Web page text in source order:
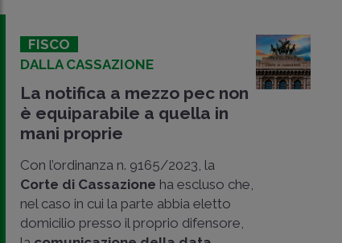
FISCO
DALLA CASSAZIONE
La notifica a mezzo pec non
è equiparabile a quella in
mani proprie
Con l’ordinanza n. 9165/2023, la
Corte di Cassazione ha escluso che,
nel caso in cui la parte abbia eletto
domicilio presso il proprio difensore,